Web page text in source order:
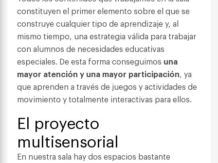
constituyen el primer elemento sobre el que se
construye cualquier tipo de aprendizaje y, al
mismo tiempo, una estrategia válida para trabajar
con alumnos de necesidades educativas
especiales. De esta forma conseguimos una
mayor atención y una mayor participación, ya
que aprenden a través de juegos y actividades de
movimiento y totalmente interactivas para ellos.
El proyecto
multisensorial
En nuestra sala hay dos espacios bastante